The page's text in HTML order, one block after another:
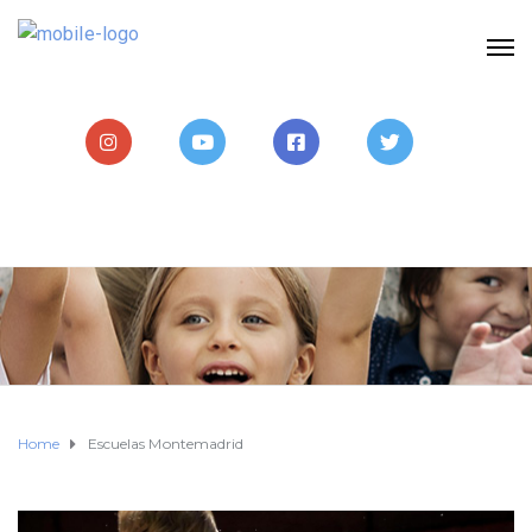
Home Escuelas Montemadrid